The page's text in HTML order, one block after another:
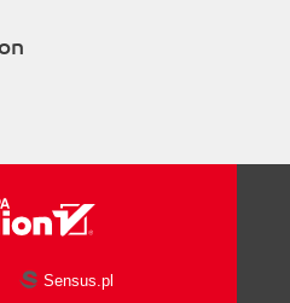
Sensus.pl